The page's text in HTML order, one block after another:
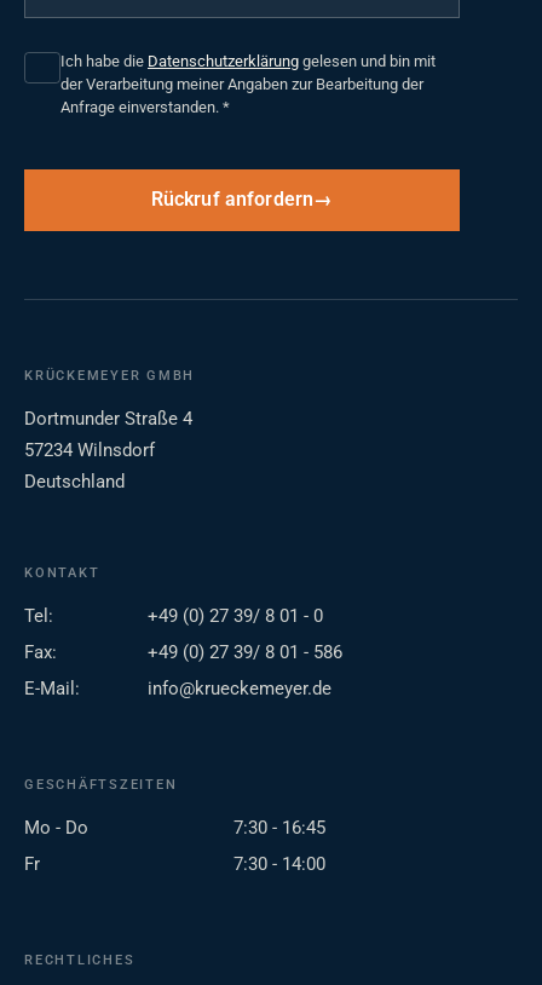
Ich habe die Datenschutzerklärung gelesen und bin mit
der Verarbeitung meiner Angaben zur Bearbeitung der
Anfrage einverstanden. *
Rückruf anfordern
KRÜCKEMEYER GMBH
Dortmunder Straße 4
57234 Wilnsdorf
Deutschland
KONTAKT
Tel:
+49 (0) 27 39/ 8 01 - 0
Fax:
+49 (0) 27 39/ 8 01 - 586
E-Mail:
info@krueckemeyer.de
GESCHÄFTSZEITEN
Mo - Do
7:30 - 16:45
Fr
7:30 - 14:00
RECHTLICHES